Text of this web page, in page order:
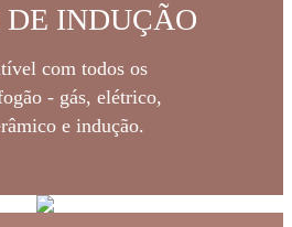
DE INDUÇÃO
com todos os
- gás, elétrico,
e indução.